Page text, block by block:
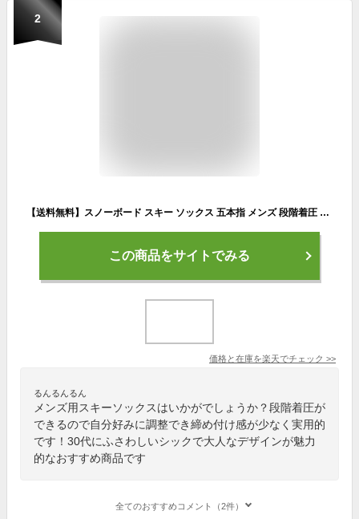
2
【送料無料】スノーボード スキー ソックス 五本指 メンズ 段階着圧 VAXPOT(バックスポット) ハイソックス VA-1763【靴下 高機能 ソックス メリノウール 使用 スノボ】【スノーボード ウェア ゴーグル グローブ インナー スノーブーツ と一緒に】[返品交換不可]
この商品をサイトでみる
価格と在庫を楽天でチェック >>
るんるんるん
メンズ用スキーソックスはいかがでしょうか？段階着圧が
できるので自分好みに調整でき締め付け感が少なく実用的
です！30代にふさわしいシックで大人なデザインが魅力
的なおすすめ商品です
全てのおすすめコメント（2件）